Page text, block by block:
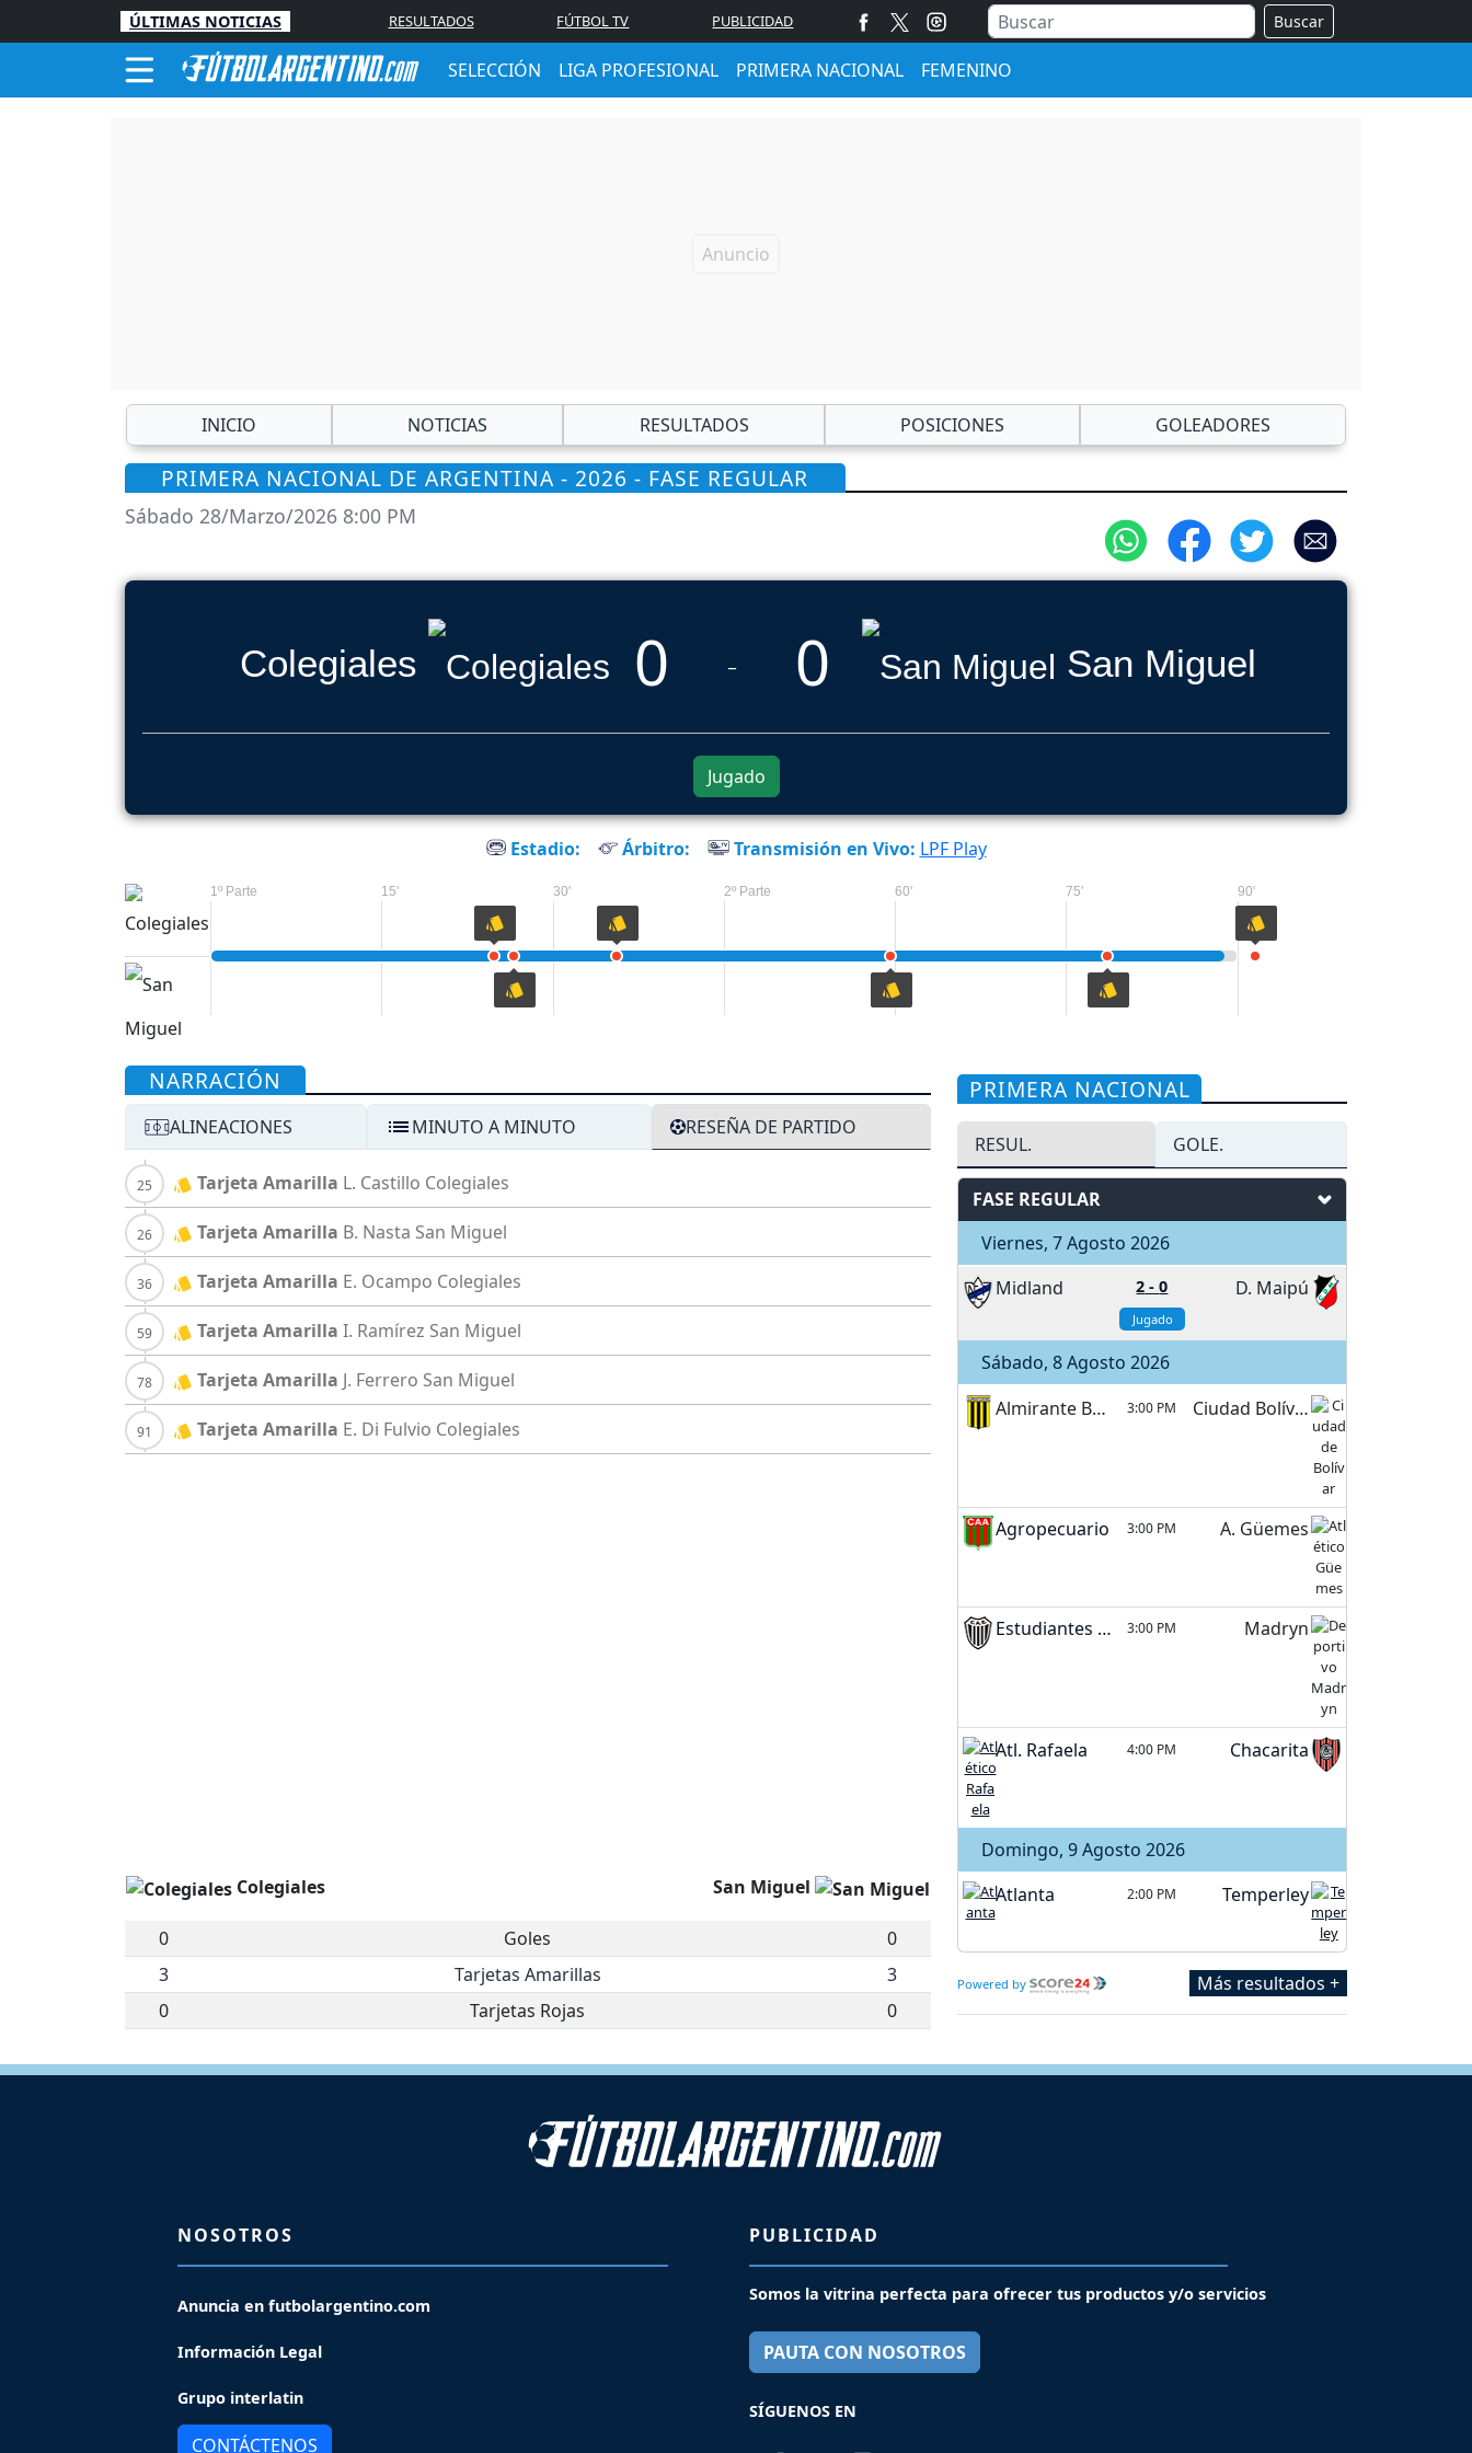
ÚLTIMAS NOTICIAS RESULTADOS FÚTBOL TV PUBLICIDAD Buscar
SELECCIÓN LIGA PROFESIONAL PRIMERA NACIONAL FEMENINO
INICIO NOTICIAS RESULTADOS POSICIONES GOLEADORES
PRIMERA NACIONAL DE ARGENTINA - 2026 - FASE REGULAR
Sábado 28/Marzo/2026 8:00 PM
Colegiales 0 0 San Miguel
Jugado
Estadio: Árbitro: Transmisión en Vivo: LPF Play
1º Parte 15' 30' 2º Parte 60' 75' 90'
NARRACIÓN
ALINEACIONES MINUTO A MINUTO RESEÑA DE PARTIDO
Tarjeta Amarilla L. Castillo Colegiales
Tarjeta Amarilla B. Nasta San Miguel
Tarjeta Amarilla E. Ocampo Colegiales
Tarjeta Amarilla I. Ramírez San Miguel
Tarjeta Amarilla J. Ferrero San Miguel
Tarjeta Amarilla E. Di Fulvio Colegiales
Colegiales San Miguel
0 Goles
0
3
Tarjetas Amarillas
3
0
Tarjetas Rojas 0
PRIMERA NACIONAL
RESUL. GOLE.
FASE REGULAR
Viernes, 7 Agosto 2026
Midland
2 -0 D. Maipú
Jugado
Sábado, 8 Agosto 2026
Almirante Brown
3:00 PM Ciudad Bolívar
Agropecuario 3:00 PM A. Güemes
Estudiantes (BA) 3:00 PM Madryn
Atl. Rafaela 4:00 PM Chacarita
Domingo, 9 Agosto 2026
Atlanta
2:00 PM Temperley
Powered by Más resultados +
NOSOTROS
Anuncia en futbolargentino.com
Información Legal
Grupo interlatin
CONTÁCTENOS
PUBLICIDAD
Somos la vitrina perfecta para ofrecer tus productos y/o servicios
PAUTA CON NOSOTROS
SÍGUENOS EN